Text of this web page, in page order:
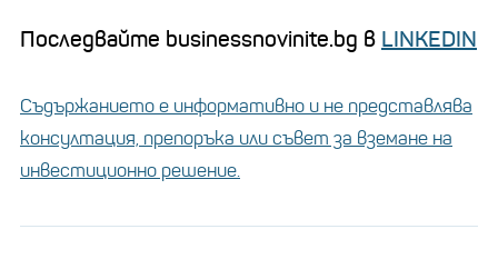
Последвайте businessnovinite.bg в LINKEDIN
Съдържанието е информативно и не представлява
консултация, препоръка или съвет за вземане на
инвестиционно решение.